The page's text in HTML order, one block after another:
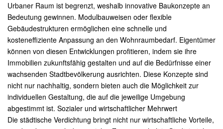
Urbaner Raum ist begrenzt, weshalb innovative Baukonzepte an
Bedeutung gewinnen. Modulbauweisen oder flexible
Gebäudestrukturen ermöglichen eine schnelle und
kosteneffiziente Anpassung an den Wohnraumbedarf. Eigentümer
können von diesen Entwicklungen profitieren, indem sie ihre
Immobilien zukunftsfähig gestalten und auf die Bedürfnisse einer
wachsenden Stadtbevölkerung ausrichten. Diese Konzepte sind
nicht nur nachhaltig, sondern bieten auch die Möglichkeit zur
individuellen Gestaltung, die auf die jeweilige Umgebung
abgestimmt ist. Sozialer und wirtschaftlicher Mehrwert
Die städtische Verdichtung bringt nicht nur wirtschaftliche Vorteile,